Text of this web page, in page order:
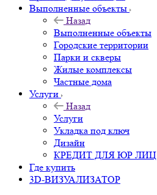
Выполненные объекты
Назад
Выполненные объекты
Городские территории
Парки и скверы
Жилые комплексы
Частные дома
Услуги
Назад
Услуги
Укладка под ключ
Дизайн
КРЕДИТ ДЛЯ ЮР ЛИЦ
Где купить
3D-ВИЗУАЛИЗАТОР